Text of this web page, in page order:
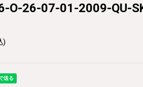
26-07-01-2009-QU-
)